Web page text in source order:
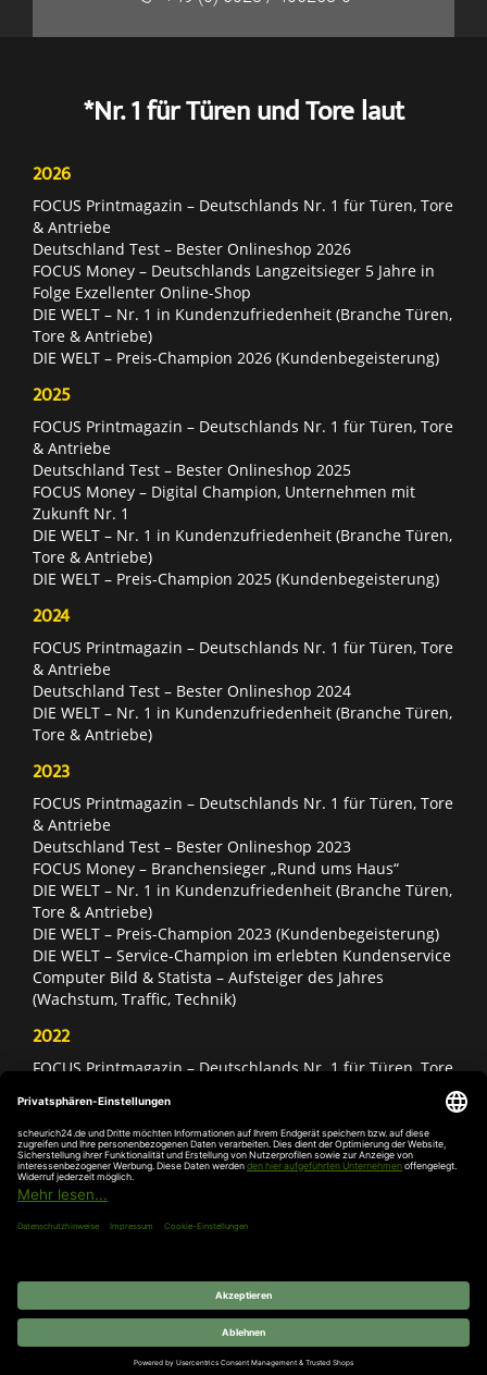
*Nr. 1 für Türen und Tore laut
2026
FOCUS Printmagazin – Deutschlands Nr. 1 für Türen, Tore
& Antriebe
Deutschland Test – Bester Onlineshop 2026
FOCUS Money – Deutschlands Langzeitsieger 5 Jahre in
Folge Exzellenter Online-Shop
DIE WELT – Nr. 1 in Kundenzufriedenheit (Branche Türen,
Tore & Antriebe)
DIE WELT – Preis-Champion 2026 (Kundenbegeisterung)
2025
FOCUS Printmagazin – Deutschlands Nr. 1 für Türen, Tore
& Antriebe
Deutschland Test – Bester Onlineshop 2025
FOCUS Money – Digital Champion, Unternehmen mit
Zukunft Nr. 1
DIE WELT – Nr. 1 in Kundenzufriedenheit (Branche Türen,
Tore & Antriebe)
DIE WELT – Preis-Champion 2025 (Kundenbegeisterung)
2024
FOCUS Printmagazin – Deutschlands Nr. 1 für Türen, Tore
& Antriebe
Deutschland Test – Bester Onlineshop 2024
DIE WELT – Nr. 1 in Kundenzufriedenheit (Branche Türen,
Tore & Antriebe)
2023
FOCUS Printmagazin – Deutschlands Nr. 1 für Türen, Tore
& Antriebe
Deutschland Test – Bester Onlineshop 2023
FOCUS Money – Branchensieger „Rund ums Haus“
DIE WELT – Nr. 1 in Kundenzufriedenheit (Branche Türen,
Tore & Antriebe)
DIE WELT – Preis-Champion 2023 (Kundenbegeisterung)
DIE WELT – Service-Champion im erlebten Kundenservice
Computer Bild & Statista – Aufsteiger des Jahres
(Wachstum, Traffic, Technik)
2022
FOCUS Printmagazin – Deutschlands Nr. 1 für Türen, Tore
Deutschland Test – Bester Onlineshop 2022
FOCUS Money – Branchensieger „Rund ums Haus“
DIE WELT – Service-Champion im erlebten Kundenservice
DIE WELT – Branchengewinner Gold-Rang (Türen, Tore &
Antriebe)
© 2026 SCHEURICH GmbH